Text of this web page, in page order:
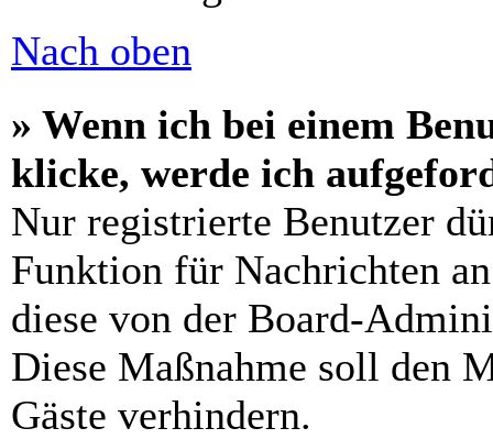
Nach oben
» Wenn ich bei einem
klicke, werde ich
Nur registrierte Benutzer
Funktion für Nachrichten
diese von der Board-
Diese Maßnahme soll den
Gäste verhindern.